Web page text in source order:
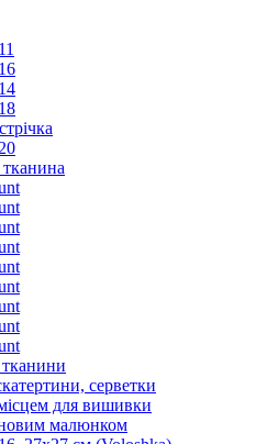
тканина
тканини
серветки
для вишивки
малюнком